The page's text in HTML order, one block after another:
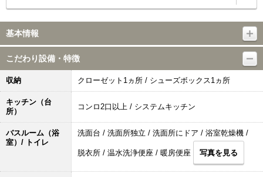
基本情報
こだわり設備・特徴
収納 クローゼット1ヵ所 / シューズボックス1ヵ所
キッチン（台
所）
コンロ2口以上 / システムキッチン
バスルーム（浴
室）/ トイレ
洗面台 / 洗面所独立 / 洗面所にドア / 浴室乾燥機 /
脱衣所 / 温水洗浄便座 / 暖房便座 写真を見る